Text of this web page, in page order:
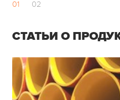
Г. КИЕВ
01 02
СТАТЬИ О